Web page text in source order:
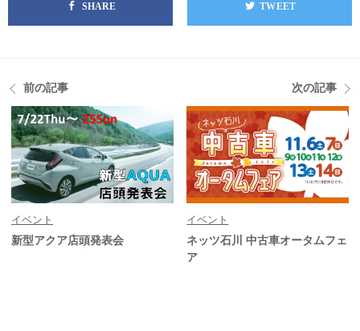
SHARE TWEET
前の記事
イベント
新型アクア店頭発表会
次の記事
イベント
ネッツ石川 中古車オータムフェ
ア